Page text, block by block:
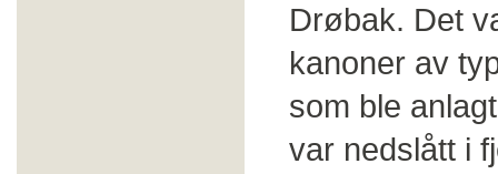
Drøbak. Det
kanoner av
som ble
var nedslått i